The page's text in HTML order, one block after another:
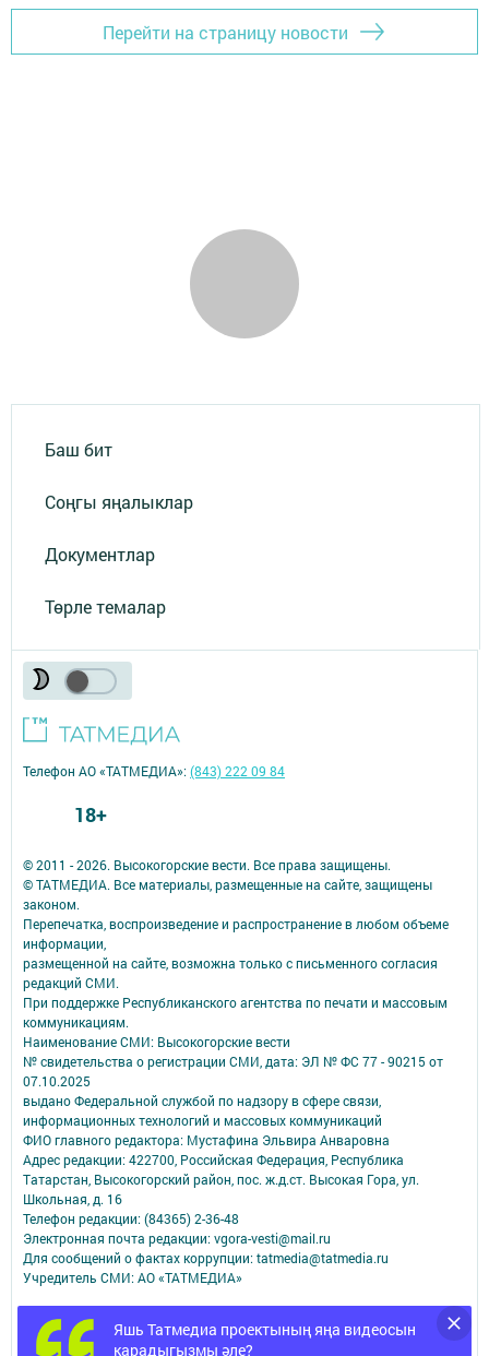
Перейти на страницу новости
Баш бит
Соңгы яңалыклар
Документлар
Төрле темалар
Яшь Татмедиа проектының яңа видеосын
карадыгызмы әле?
© 2011 - 2026. Высокогорские вести. Все права защищены.
© ТАТМЕДИА. Все материалы, размещенные на сайте, защищены
законом.
Перепечатка, воспроизведение и распространение в любом объеме
информации,
размещенной на сайте, возможна только с письменного согласия
редакций СМИ.
При поддержке Республиканского агентства по печати и массовым
коммуникациям.
Наименование СМИ: Высокогорские вести
№ свидетельства о регистрации СМИ, дата: ЭЛ № ФС 77 - 90215 от
07.10.2025
выдано Федеральной службой по надзору в сфере связи,
информационных технологий и массовых коммуникаций
ФИО главного редактора: Мустафина Эльвира Анваровна
Адрес редакции: 422700, Российская Федерация, Республика
Татарстан, Высокогорский район, пос. ж.д.ст. Высокая Гора, ул.
Школьная, д. 16
Телефон редакции: (84365) 2-36-48
Электронная почта редакции: vgora-vesti@mail.ru
Для сообщений о фактах коррупции: tatmedia@tatmedia.ru
Учредитель СМИ: АО «ТАТМЕДИА»
Антикоррупционная политика
АО «ТАТМЕДИА» использует «cookie»для персонализации сервисов и
Телефон АО «ТАТМЕДИА»:(843) 222 09 84
18+